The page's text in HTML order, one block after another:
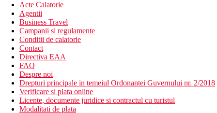
Acte Calatorie
Agentii
Business Travel
Campanii si regulamente
Conditii de calatorie
Contact
Directiva EAA
FAQ
Despre noi
Drepturi principale in temeiul Ordonantei Guvernului nr. 2/2018
Verificare si plata online
Licente, documente juridice si contractul cu turistul
Modalitati de plata